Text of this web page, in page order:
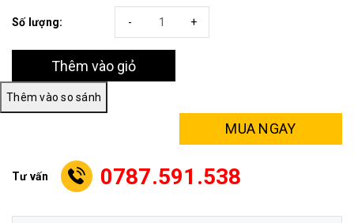
Số lượng: +
-
Thêm vào giỏ
MUA NGAY
Tư vấn 0787.591.538